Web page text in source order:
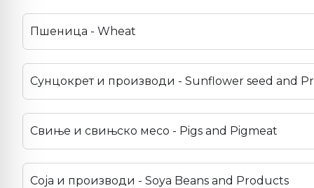
Пшеница - Wheat
Сунцокрет и производи - Sunflower seed and
Свиње и свињско месо - Pigs and Pigmeat
Соја и производи - Soya Beans and Products